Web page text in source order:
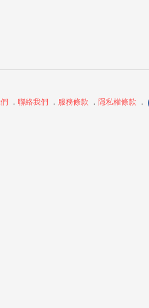
． 聯絡我們 ． 服務條款 ． 隱私權條款 ．